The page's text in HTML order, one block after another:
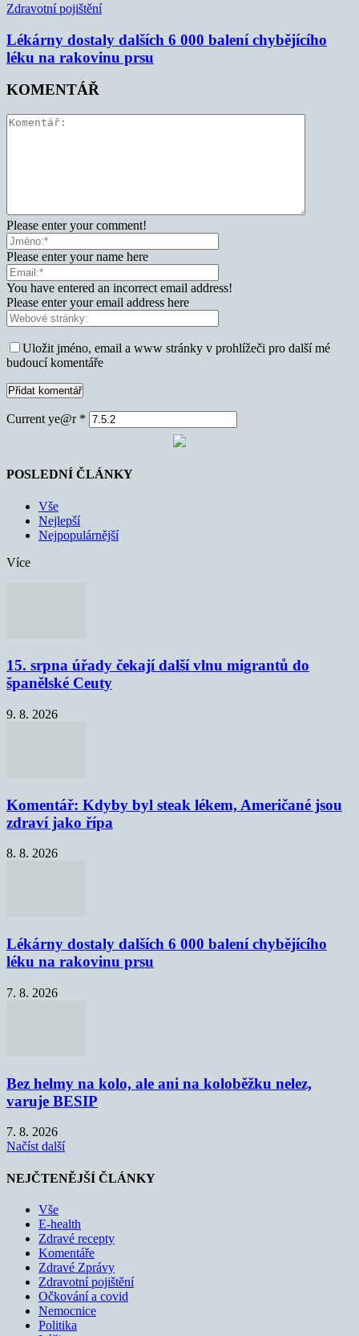
Zdravotní pojištění
Lékárny dostaly dalších 6 000 balení chybějícího
léku na rakovinu prsu
KOMENTÁŘ
Please enter your comment!
Please enter your name here
You have entered an incorrect email address!
Please enter your email address here
Uložit jméno, email a www stránky v prohlížeči pro další mé
budoucí komentáře
Current ye@r *
POSLEDNÍ ČLÁNKY
Vše
Nejlepší
Nejpopulárnější
Více
15. srpna úřady čekají další vlnu migrantů do
španělské Ceuty
9. 8. 2026
Komentář: Kdyby byl steak lékem, Američané jsou
zdraví jako řípa
8. 8. 2026
Lékárny dostaly dalších 6 000 balení chybějícího
léku na rakovinu prsu
7. 8. 2026
Bez helmy na kolo, ale ani na koloběžku nelez,
varuje BESIP
7. 8. 2026
Načíst další
NEJČTENĚJŠÍ ČLÁNKY
Vše
E-health
Zdravé recepty
Komentáře
Zdravé Zprávy
Zdravotní pojištění
Očkování a covid
Nemocnice
Politika